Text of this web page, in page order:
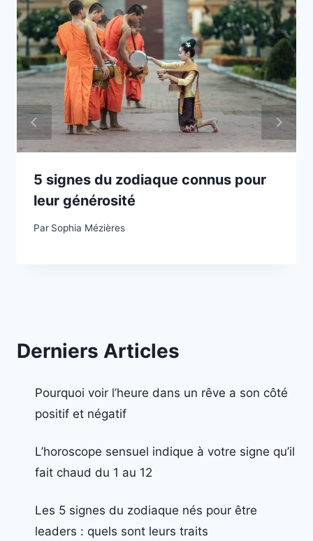
5 signes du zodiaque connus pour
leur générosité
Par Sophia Mézières
Derniers Articles
Pourquoi voir l’heure dans un rêve a son côté
positif et négatif
L’horoscope sensuel indique à votre signe qu’il
fait chaud du 1 au 12
Les 5 signes du zodiaque nés pour être
leaders : quels sont leurs traits